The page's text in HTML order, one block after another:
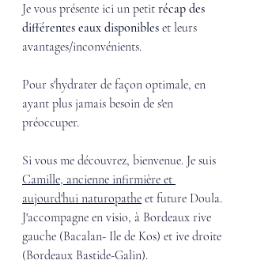
Je vous présente ici un petit récap des
différentes eaux disponibles et leurs
avantages/inconvénients.
Pour s'hydrater de façon optimale, en
ayant plus jamais besoin de s'en
préoccuper.
Si vous me découvrez, bienvenue. Je suis
Camille, ancienne infirmière et
aujourd'hui naturopathe et future Doula.
J'accompagne en visio, à Bordeaux rive
gauche (Bacalan- Ile de Kos) et ive droite
(Bordeaux Bastide-Galin).